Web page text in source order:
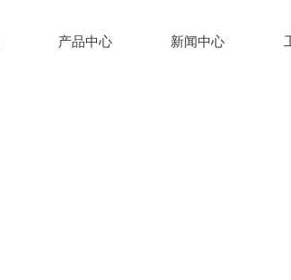
产品中心 新闻中心